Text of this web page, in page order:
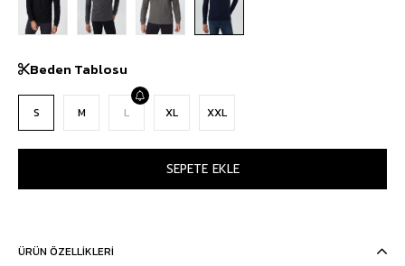
Beden Tablosu
S M L XL XXL
ÜRÜN ÖZELLIKLERI